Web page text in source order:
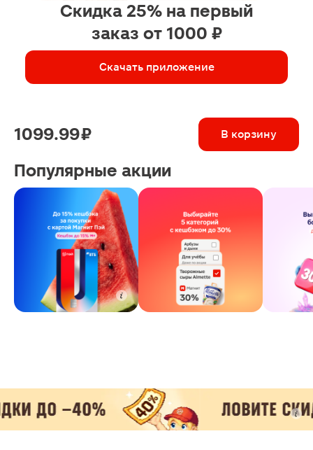
Скидка 25% на первый
заказ от 1000 ₽
Скачать приложение
1099.99 ₽ В корзину
Популярные акции